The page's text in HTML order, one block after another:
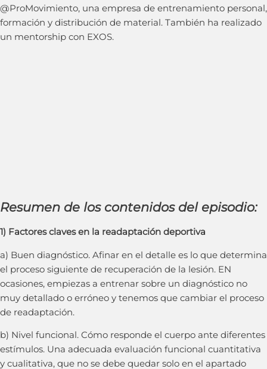
@ProMovimiento, una empresa de entrenamiento personal,
formación y distribución de material. También ha realizado
un mentorship con EXOS.
Resumen de los contenidos del episodio:
1) Factores claves en la readaptación deportiva
a) Buen diagnóstico. Afinar en el detalle es lo que determina
el proceso siguiente de recuperación de la lesión. EN
ocasiones, empiezas a entrenar sobre un diagnóstico no
muy detallado o erróneo y tenemos que cambiar el proceso
de readaptación.
b) Nivel funcional. Cómo responde el cuerpo ante diferentes
estímulos. Una adecuada evaluación funcional cuantitativa
y cualitativa, que no se debe quedar solo en el apartado